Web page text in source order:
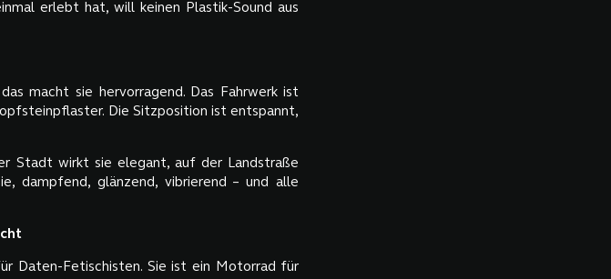
erlebt hat, will keinen Plastik-Sound aus
macht sie hervorragend. Das Fahrwerk ist
Die Sitzposition ist entspannt,
Stadt wirkt sie elegant, auf der Landstraße
dampfend, glänzend, vibrierend – und alle
Daten-Fetischisten. Sie ist ein Motorrad für